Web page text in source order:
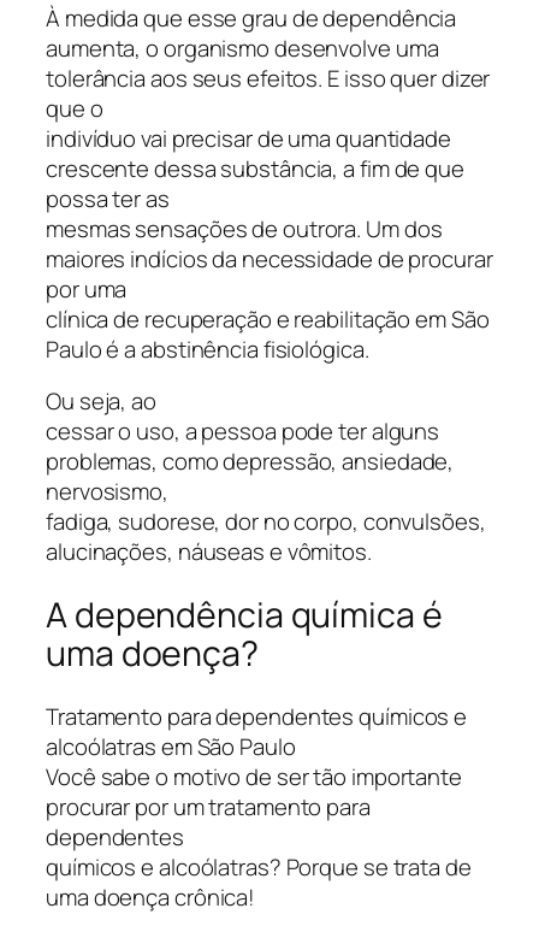
À medida que esse grau de dependência
aumenta, o organismo desenvolve uma
tolerância aos seus efeitos. E isso quer dizer
que o
indivíduo vai precisar de uma quantidade
crescente dessa substância, a fim de que
possa ter as
mesmas sensações de outrora. Um dos
maiores indícios da necessidade de procurar
por uma
clínica de recuperação e reabilitação em São
Paulo é a abstinência fisiológica.
Ou seja, ao
cessar o uso, a pessoa pode ter alguns
problemas, como depressão, ansiedade,
nervosismo,
fadiga, sudorese, dor no corpo, convulsões,
alucinações, náuseas e vômitos.
A dependência química é
uma doença?
Tratamento para dependentes químicos e
alcoólatras em São Paulo
Você sabe o motivo de ser tão importante
procurar por um tratamento para
dependentes
químicos e alcoólatras? Porque se trata de
uma doença crônica!